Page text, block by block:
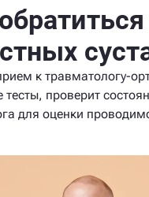
к травматологу-
проверит
для оценки